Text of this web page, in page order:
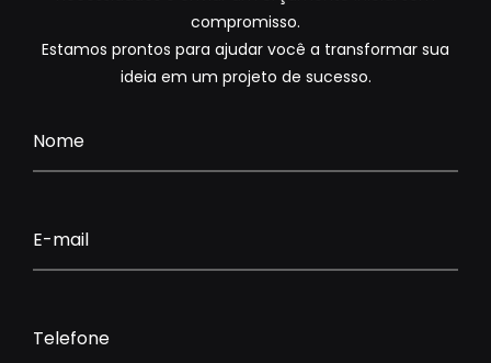
compromisso.
Estamos prontos para ajudar você a transformar sua
ideia em um projeto de sucesso.
Nome
E-mail
Telefone